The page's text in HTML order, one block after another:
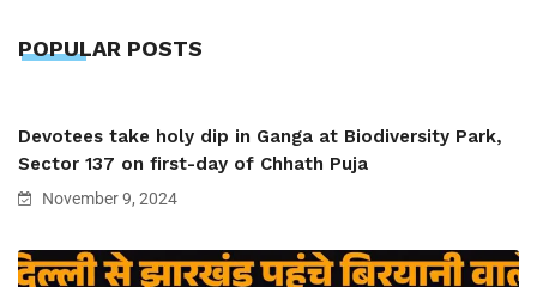
POPULAR POSTS
Devotees take holy dip in Ganga at Biodiversity Park,
Sector 137 on first-day of Chhath Puja
November 9, 2024